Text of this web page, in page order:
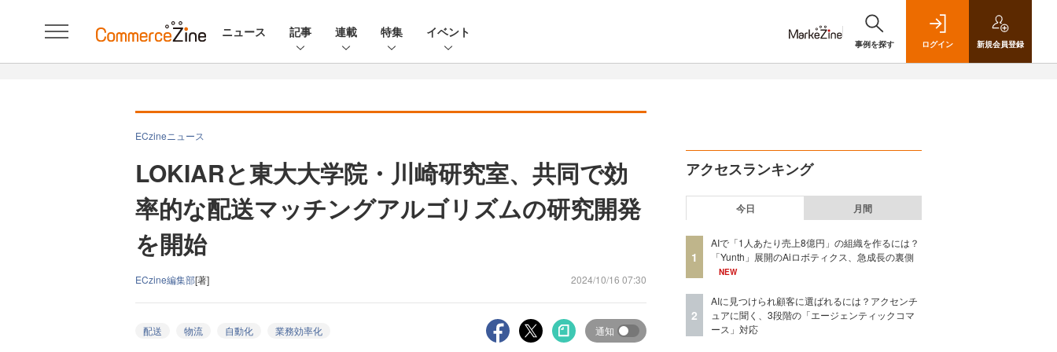
ニュース 記事 連載 特集 イベント
事例を探す ログイン 新規会員登録
ECzineニュース
LOKIARと東大大学院・川崎研究室、共同で効
率的な配送マッチングアルゴリズムの研究開発
を開始
ECzine編集部[著] 2024/10/16 07:30
配送 物流 自動化 業務効率化 通知
アクセスランキング
今日 月間
1
AIで「1人あたり売上8億円」の組織を作るには？
「Yunth」展開のAiロボティクス、急成長の裏側
NEW
2
AIに見つけられ顧客に選ばれるには？アクセンチ
ュアに聞く、3段階の「エージェンティックコマ
ース」対応